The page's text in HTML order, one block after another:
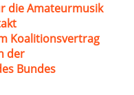
die Amateurmusik
Koalitionsvertrag
der
Bundes